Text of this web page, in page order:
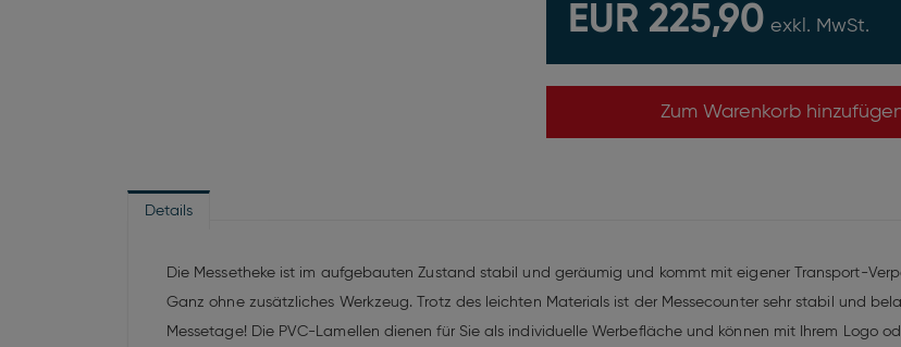
EUR 225,90 exkl. MwSt.
Zum Warenkorb
Details
Die Messetheke ist im aufgebauten Zustand stabil und geräumig und kommt mit eigener Transport-
Ganz ohne zusätzliches Werkzeug. Trotz des leichten Materials ist der Messecounter sehr stabil und
Messetage! Die PVC-Lamellen dienen für Sie als individuelle Werbefläche und können mit Ihrem Logo